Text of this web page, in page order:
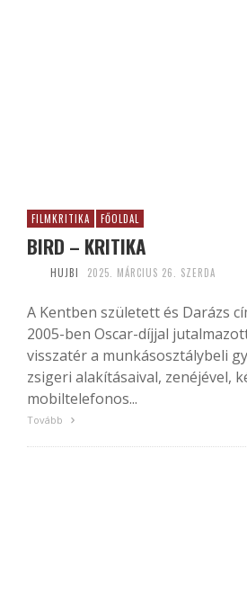
FILMKRITIKA FŐOLDAL
BIRD – KRITIKA
HUJBI 2025. MÁRCIUS 26. SZERDA
A Kentben született és Darázs
2005-ben Oscar-díjjal
visszatér a munkásosztálybeli
zsigeri alakításaival, zenéjével,
mobiltelefonos...
Tovább